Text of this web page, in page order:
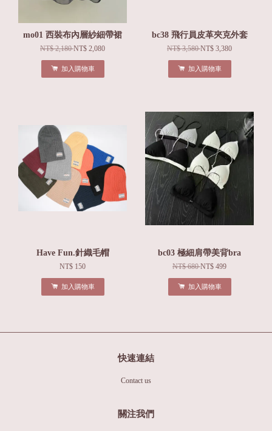
mo01 西裝布內層紗細帶裙
NT$ 2,180NT$ 2,080
加入購物車
bc38 飛行員皮革夾克外套
NT$ 3,580NT$ 3,380
加入購物車
Have Fun.針織毛帽
NT$ 150
加入購物車
bc03 極細肩帶美背bra
NT$ 680NT$ 499
加入購物車
快速連結
Contact us
關注我們